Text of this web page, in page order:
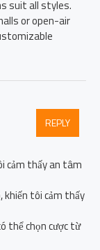
suit all styles.
or open-air
REPLY
cảm thấy an tâm
khiến tôi cảm thấy
thể chọn cược từ